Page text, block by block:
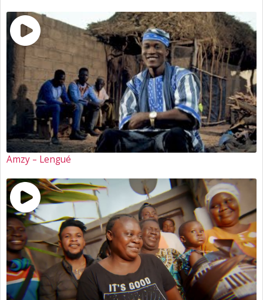
Amzy – Lengué